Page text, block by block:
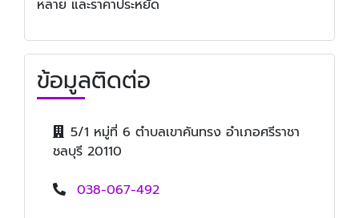
หลาย และราคาประหยัด
ข้อมูลติดต่อ
5/1 หมู่ที่ 6 ตำบลเขาคันทรง อำเภอศรีราชา
ชลบุรี 20110
038-067-492